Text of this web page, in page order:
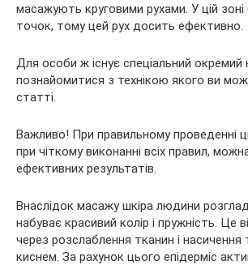
масажують круговими рухами. У цій
точок, тому цей рух досить ефективно.
Для особи ж існує спеціальний окремий
познайомитися з технікою якого ви
статті.
Важливо! При правильному проведенні
при чіткому виконанні всіх правил,
ефективних результатів.
Внаслідок масажу шкіра людини
набуває красивий колір і пружність. Це
через розслаблення тканин і насичення
киснем. За рахунок цього епідерміс